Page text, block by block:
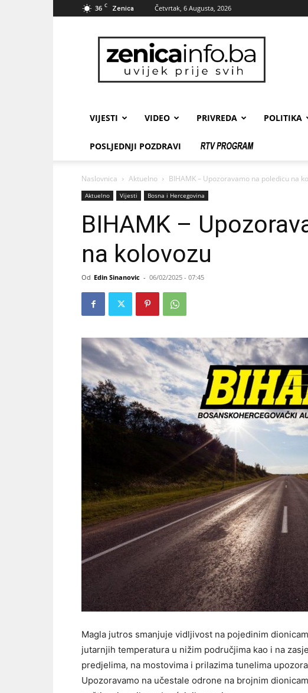
36 C Zenica Četvrtak, 6 Augusta, 2026
zenicainfo.ba
VIJESTI VIDEO PRIVREDA POLITIKA
POSLJEDNJI POZDRAVI
Naslovnica Aktuelno BIHAMK – Upozoravamo na poledicu na
Aktuelno Vijesti Bosna i Hercegovina
BIHAMK –
na kolovozu
Od Edin Sinanovic - 06/02/2025 - 07:45
Magla jutros smanjuje vidljivost na pojedinim
jutarnjih temperatura u nižim područjima kao i na
predjelima, na mostovima i prilazima tunelima
Upozoravamo na učestale odrone na brojnim